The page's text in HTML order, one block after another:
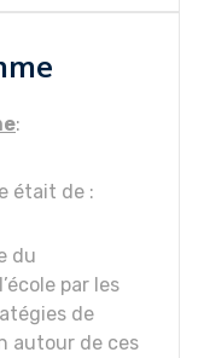
:
était de :
du
par les
de
autour de ces